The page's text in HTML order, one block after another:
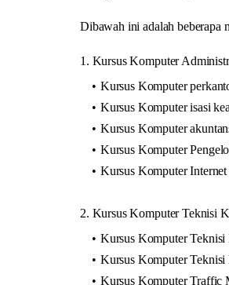
Dibawah ini adalah beberapa
1. Kursus Komputer
Kursus Komputer
Kursus Komputer isasi
Kursus Komputer
Kursus Komputer
Kursus Komputer
2. Kursus Komputer Teknisi
Kursus Komputer Teknisi
Kursus Komputer
Kursus Komputer Traffic